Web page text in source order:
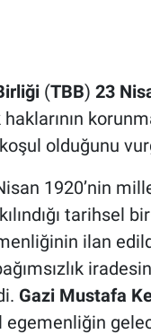
(TBB) 23
haklarının
olduğunu
1920’nin
tarihsel
ilan
Gazi Mustafa
egemenliğin